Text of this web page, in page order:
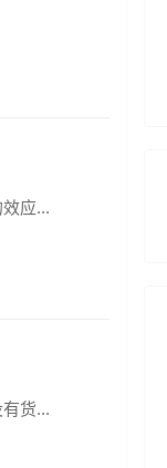
应...
货...